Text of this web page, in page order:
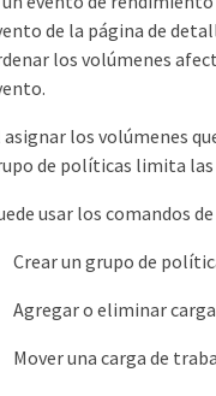
de la página de
los volúmenes
asignar los volúmenes
de políticas limita las
usar los comandos
Crear un grupo de
Agregar o eliminar
Mover una carga de